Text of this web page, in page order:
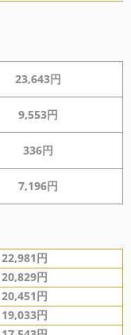
23,643円
9,553円
336円
7,196円
22,981円
20,829円
20,451円
19,033円